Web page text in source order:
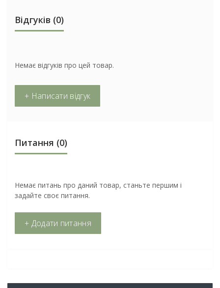
Відгуків (0)
Немає відгуків про цей товар.
+ Написати відгук
Питання (0)
Немає питань про даний товар, станьте першим і
задайте своє питання.
+ Додати питання